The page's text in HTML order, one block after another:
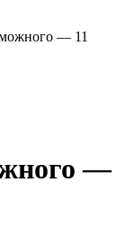
— 11
—